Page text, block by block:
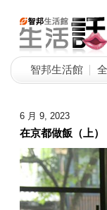
智邦生活館
6 月 9, 2023
在京都做飯（上